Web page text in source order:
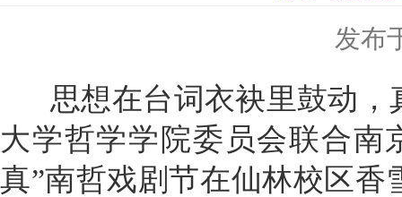
发布
思想在台词衣袂里鼓动，
大学哲学学院委员会联合南
真”南哲戏剧节在仙林校区香